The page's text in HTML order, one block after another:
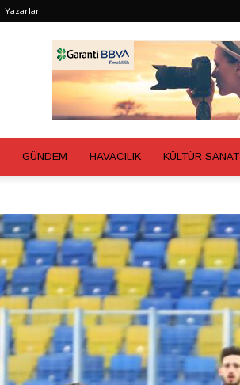
Yazarlar
GÜNDEM HAVACILIK KÜLTÜR SANAT